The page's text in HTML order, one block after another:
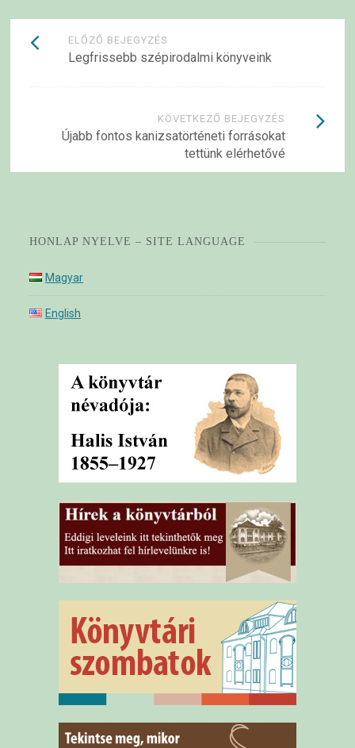
Bejegyzések
navigációja
ELŐZŐ BEJEGYZÉS
Legfrissebb szépirodalmi könyveink
KÖVETKEZŐ BEJEGYZÉS
Újabb fontos kanizsatörténeti forrásokat
tettünk elérhetővé
HONLAP NYELVE – SITE LANGUAGE
Magyar
English